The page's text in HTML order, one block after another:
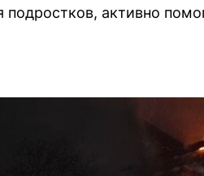
активно